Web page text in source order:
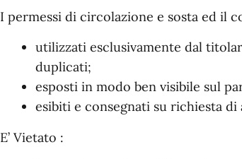
I permessi di circolazione e sosta ed il
utilizzati esclusivamente dal
duplicati;
esposti in modo ben visibile sul
esibiti e consegnati su richiesta
E’ Vietato :